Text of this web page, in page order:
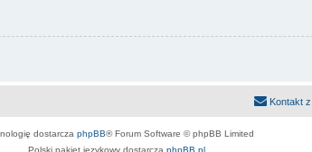
Kontakt
dostarcza phpBB® Forum Software © phpBB Limited
Polski pakiet językowy dostarcza phpBB.pl